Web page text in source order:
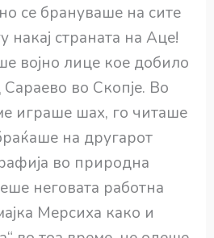
се брануваше на сите
накај страната на Аце!
војно лице кое добило
во Скопје. Во
играше шах, го читаше
на другарот
во природна
неговата работна
Мерсиха како и